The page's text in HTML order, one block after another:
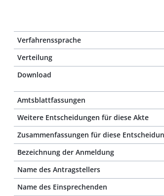
Verfahrenssprache
Verteilung
Download
Amtsblattfassungen
Weitere Entscheidungen für diese Akte
Zusammenfassungen für diese
Bezeichnung der Anmeldung
Name des Antragstellers
Name des Einsprechenden